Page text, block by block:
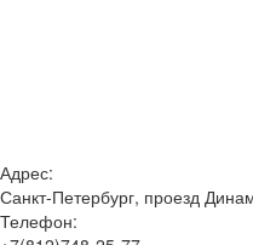
Адрес:
Санкт-Петербург, проезд
Телефон: